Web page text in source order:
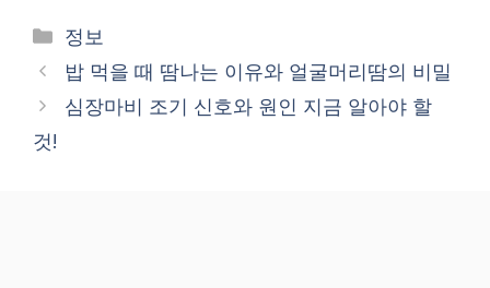
Categories
정보
밥 먹을 때 땀나는 이유와 얼굴머리땀의 비밀
심장마비 조기 신호와 원인 지금 알아야 할
것!